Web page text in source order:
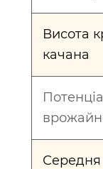
Висота
качана
Середня